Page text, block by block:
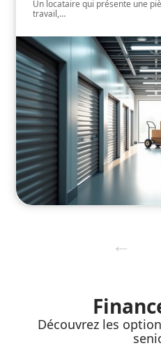
Un locataire qui présente une
travail,…
Découvrez les